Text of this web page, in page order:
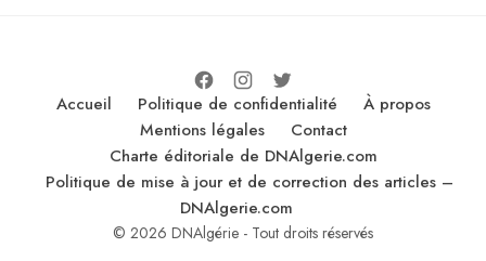
Accueil Politique de confidentialité
À propos
Mentions légales
Contact
Charte éditoriale de DNAlgerie.com
Politique de mise à jour et de correction des articles –
DNAlgerie.com
© 2026 DNAlgérie - Tout droits réservés